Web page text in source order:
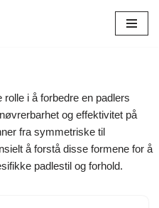
i å forbedre en padlers
og effektivitet på
fra symmetriske til
å forstå disse formene for å
padlestil og forhold.